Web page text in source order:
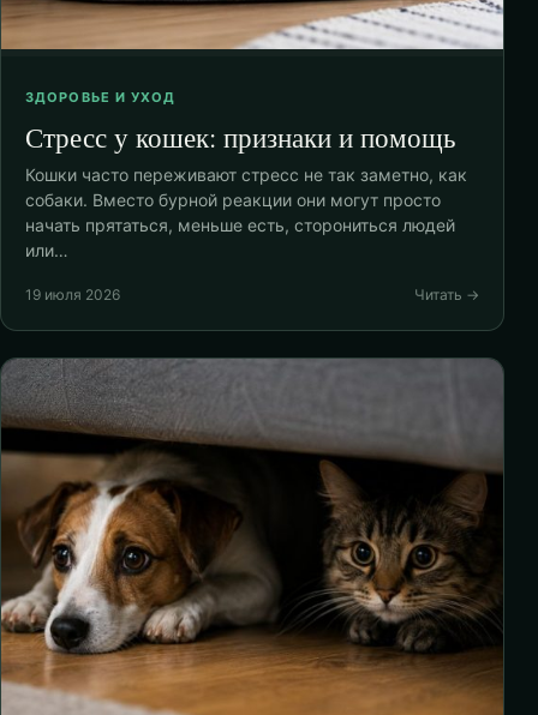
ЗДОРОВЬЕ И УХОД
Стресс у кошек: признаки и помощь
Кошки часто переживают стресс не так заметно, как
собаки. Вместо бурной реакции они могут просто
начать прятаться, меньше есть, сторониться людей
или…
19 июля 2026 Читать →